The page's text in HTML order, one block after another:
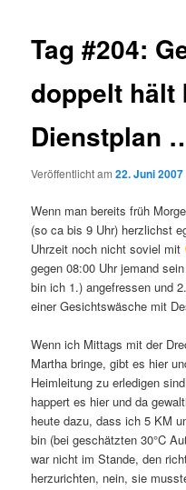
Tag #204:
doppelt hält
Dienstplan
Veröffentlicht am22. Juni 2007
Wenn man bereits früh
(so ca bis 9 Uhr) herzlichst
Uhrzeit noch nicht soviel mit
gegen 08:00 Uhr jemand
bin ich 1.) angefressen und
einer Gesichtswäsche mit
Wenn ich Mittags mit der
Martha bringe, gibt es hier
Heimleitung zu erledigen
happert es hier und da
heute dazu, dass ich 5 KM
bin (bei geschätzten 30°C
war nicht im Stande, den
herzurichten, nein, sie